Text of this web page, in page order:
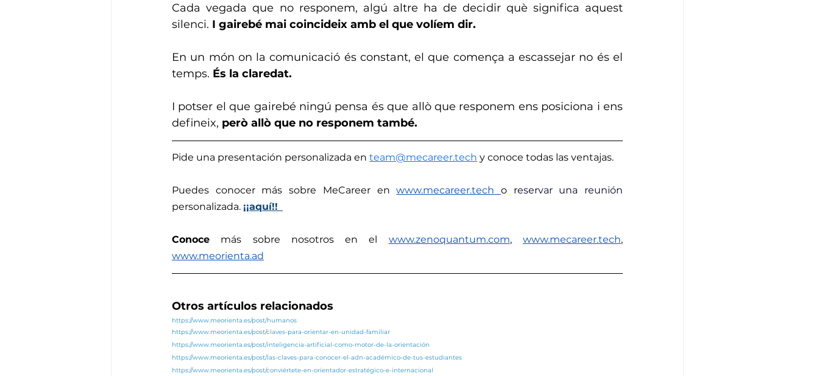
Cada vegada que no responem, algú altre ha de decidir què significa aquest
silenci. I gairebé mai coincideix amb el que volíem dir.
En un món on la comunicació és constant, el que comença a escassejar no és el
temps. És la claredat.
I potser el que gairebé ningú pensa és que allò que responem ens posiciona i ens
defineix, però allò que no responem també.
Pide una presentación personalizada en team@mecareer.tech y conoce todas las ventajas.
Puedes conocer más sobre MeCareer en www.mecareer.tech o r
personalizada. ¡¡aquí!!
Conoce más sobre nosotros en el www.zenoquantum.com, www.mecareer.tech
www.meorienta.ad
Otros artículos relacionados
https://www.meorienta.es/post/humanos
https://www.meorienta.es/post/claves-para-orientar-en-unidad-familiar
https://www.meorienta.es/post/inteligencia-artificial-como-motor-de-la-orientación
https://www.meorienta.es/post/las-claves-para-conocer-el-adn-académico-de-tus-estudiantes
https://www.meorienta.es/post/conviértete-en-orientador-estratégico-e-internacional